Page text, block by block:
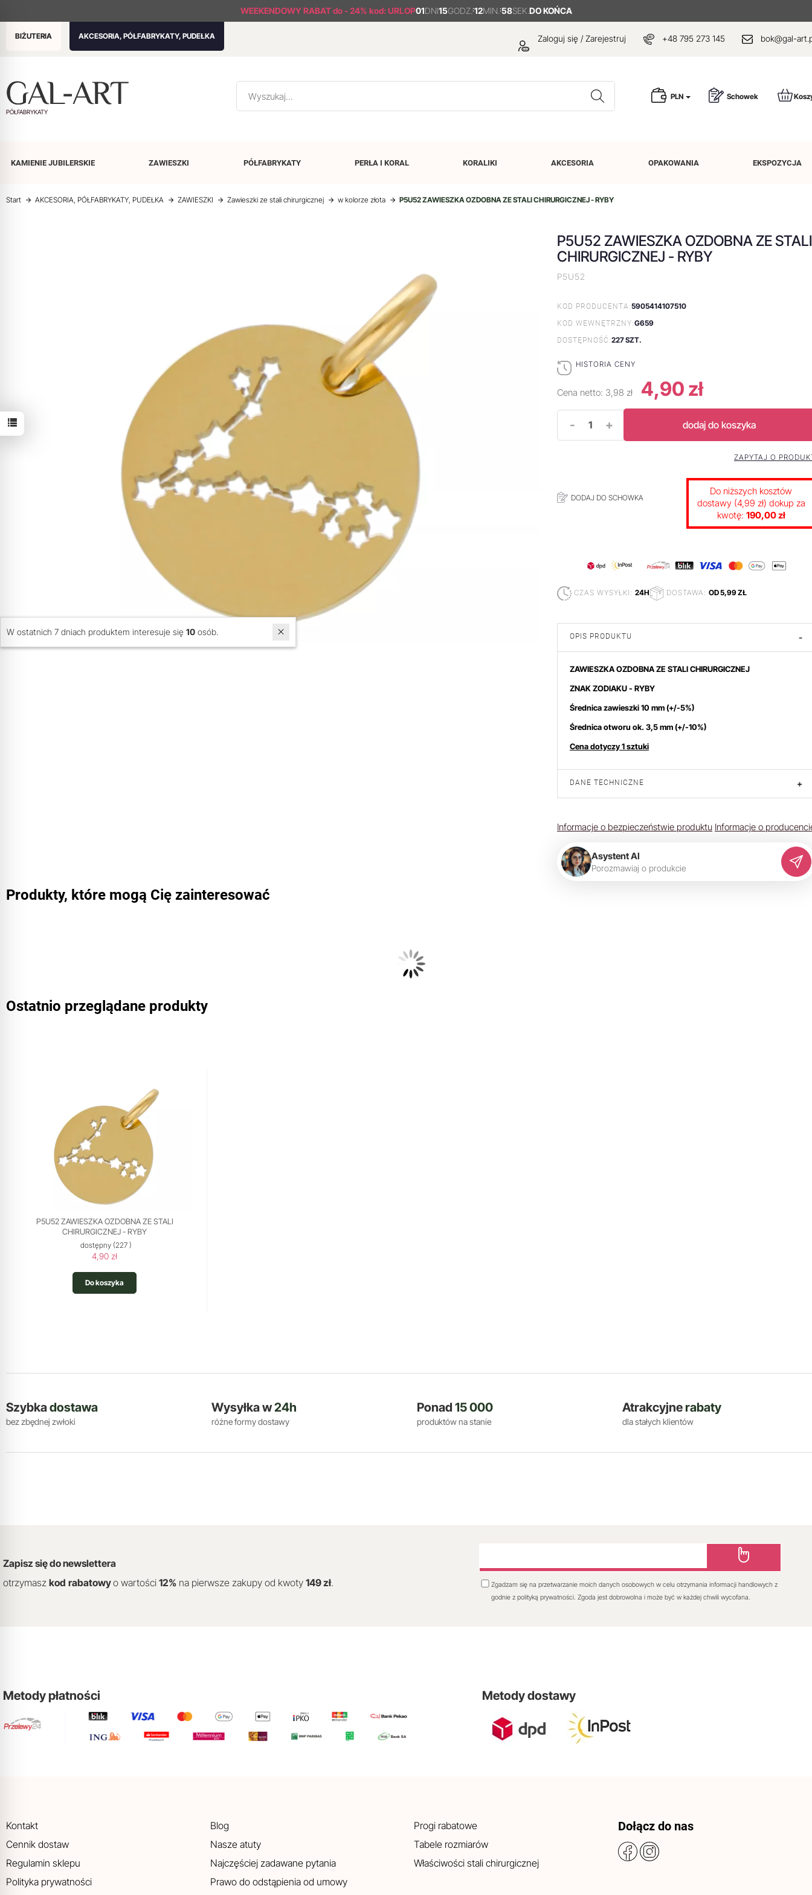
WEEKENDOWY RABATdo - 24% kod: URLOP01DNI15GODZ. :12MIN. :58SEK. DO KOŃCA
BIŻUTERIA AKCESORIA, PÓŁFABRYKATY, PUDEŁKA Zaloguj się / Zarejestruj +48 795 273 145 bok@gal-
PÓŁFABRYKATY
Wyszukaj PLN Schowek
KAMIENIE JUBILERSKIE ZAWIESZKI PÓŁFABRYKATY PERŁA I KORAL KORALIKI AKCESORIA OPAKOWANIA EKSPOZYCJA
Start AKCESORIA, PÓŁFABRYKATY, PUDEŁKA ZAWIESZKI Zawieszki ze stali chirurgicznej w kolorze złota P5U52 ZAWIESZKA OZDOBNA ZE STALI CHIRURGICZNEJ - RYBY
P5U52 ZAWIESZKA OZDOBNA ZE STALI
CHIRURGICZNEJ - RYBY
P5U52
KOD PRODUCENTA:5905414107510
KOD WEWNĘTRZNY:G659
DOSTĘPNOŚĆ:227 SZT.
HISTORIA CENY
Cena netto: 3,98 zł 4,90 zł
- + dodaj do koszyka
DODAJ DO SCHOWKA
ZAPYTAJ O
Do niższych kosztów
dostawy (4,99 zł) dokup za
kwotę: 190,00 zł
CZAS WYSYŁKI: 24H DOSTAWA: OD 5,99 ZŁ
OPIS PRODUKTU -
ZAWIESZKA OZDOBNA ZE STALI CHIRURGICZNEJ
ZNAK ZODIAKU - RYBY
Średnica zawieszki 10 mm (+/-5%)
Średnica otworu ok. 3,5 mm (+/-10%)
Cena dotyczy 1 sztuki
DANE TECHNICZNE +
Informacje o bezpieczeństwie produktu Informacje o
Asystent AI
Porozmawiaj o produkcie
Produkty, które mogą Cię zainteresować
Ostatnio przeglądane produkty
P5U52 ZAWIESZKA OZDOBNA ZE STALI
CHIRURGICZNEJ - RYBY
dostępny (227 )
4,90 zł
Do koszyka
W ostatnich 7 dniach produktem interesuje się 10 osób.
Szybkadostawa
bez zbędnej zwłoki
Wysyłka w24h
różne formy dostawy
Ponad 15 000
produktów na stanie
Atrakcyjnerabaty
dla stałych klientów
Zapisz się do newslettera
otrzymasz kod rabatowyo wartości 12% na pierwsze zakupy od kwoty 149 zł.
Zgadzam się na przetwarzanie moich danych osobowych w celu otrzymania informacji handlowych z
godnie z polityką prywatności. Zgoda jest dobrowolna i może być w każdej chwili wycofana.
Metody płatności Metody dostawy
Kontakt
Cennik dostaw
Regulamin sklepu
Polityka prywatności
Blog
Nasze atuty
Najczęściej zadawane pytania
Prawo do odstąpienia od umowy
Progi rabatowe
Tabele rozmiarów
Właściwości stali chirurgicznej
Dołącz do nas